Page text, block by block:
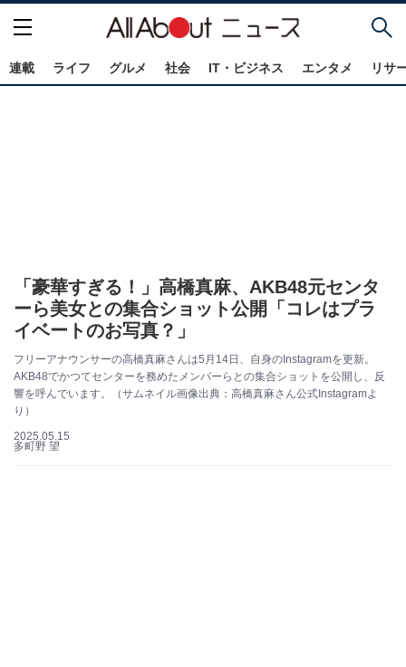
連載 ライフ グルメ 社会 IT・ビジネス エンタメ リサ
「豪華すぎる！」高橋真麻、AKB48元センタ
ーら美女との集合ショット公開「コレはプラ
イベートのお写真？」
フリーアナウンサーの高橋真麻さんは5月14日、自身のInstagramを更新。
AKB48でかつてセンターを務めたメンバーらとの集合ショットを公開し、反
響を呼んでいます。（サムネイル画像出典：高橋真麻さん公式Instagramよ
り）
2025.05.15
多町野 望